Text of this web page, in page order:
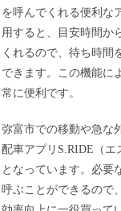
を呼んでくれる便利な
用すると、目安時間か
くれるので、待ち時間
できます。この機能に
常に便利です。
弥富市での移動や急な
配車アプリS.RIDE（
となっています。必要
呼ぶことができるので